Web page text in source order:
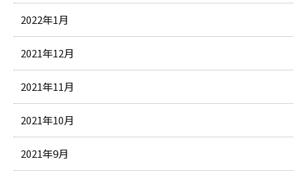
2022年1月
2021年12月
2021年11月
2021年10月
2021年9月